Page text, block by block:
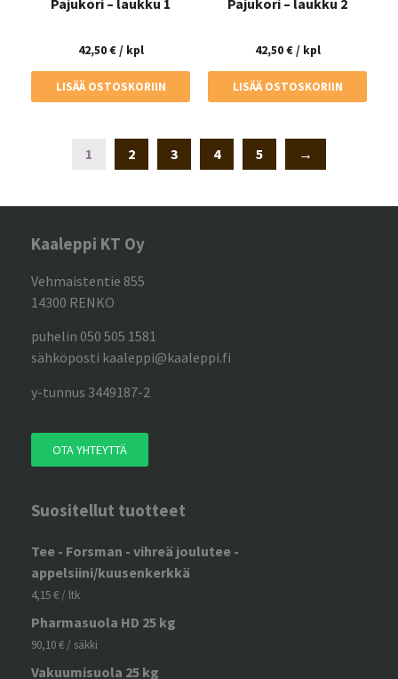
42,50€/ kpl
LISÄÄ OSTOSKORIIN
42,50€/ kpl
LISÄÄ OSTOSKORIIN
1 2 3 4 5 →
Kaaleppi KT Oy
Vehmaistentie 855
14300 RENKO
puhelin 050 505 1581
sähköposti kaaleppi@kaaleppi.fi
y-tunnus 3449187-2
OTA YHTEYTTÄ
Suositellut tuotteet
Tee - Forsman - vihreä joulutee -
appelsiini/kuusenkerkkä
4,15€ / ltk
Pharmasuola HD 25 kg
90,10€ / säkki
Vakuumisuola 25 kg